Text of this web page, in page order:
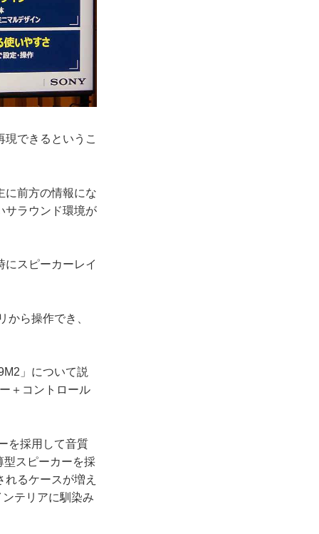
できるというこ
前方の情報にな
サラウンド環境が
スピーカーレイ
ら操作でき、
」について説
＋コントロール
を採用して音質
型スピーカーを採
るケースが増え
テリアに馴染み